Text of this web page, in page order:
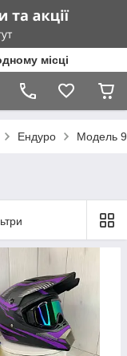
місці
Ендуро Модель